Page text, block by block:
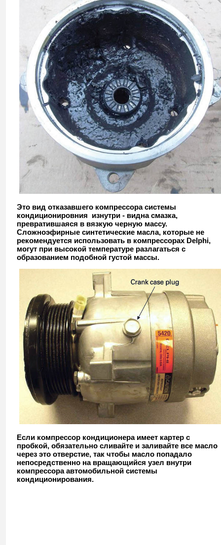
Это вид отказавшего компрессора системы
кондиционировния изнутри - видна смазка,
превратившаяся в вязкую черную массу.
Сложноэфирные синтетические масла, которые не
рекомендуется использовать в компрессорах Delphi,
могут при высокой температуре разлагаться с
образованием подобной густой массы.
Если компрессор кондиционера имеет картер с
пробкой, обязательно сливайте и заливайте все масло
через это отверстие, так чтобы масло попадало
непосредственно на вращающийся узел внутри
компрессора автомобильной системы
кондиционирования.